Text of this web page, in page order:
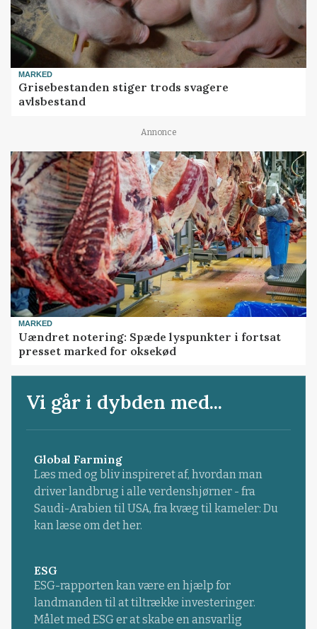
MARKED
Grisebestanden stiger trods svagere
avlsbestand
Annonce
MARKED
Uændret notering: Spæde lyspunkter i fortsat
presset marked for oksekød
Vi går i dybden med...
Global Farming
Læs med og bliv inspireret af, hvordan man
driver landbrug i alle verdenshjørner - fra
Saudi-Arabien til USA, fra kvæg til kameler: Du
kan læse om det her.
ESG
ESG-rapporten kan være en hjælp for
landmanden til at tiltrække investeringer.
Målet med ESG er at skabe en ansvarlig